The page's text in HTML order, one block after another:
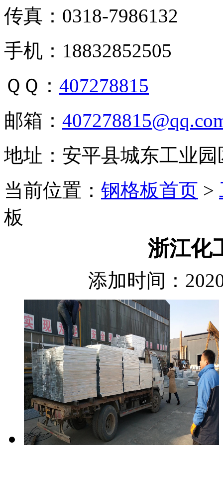
传真：0318-7986132
手机：18832852505
ＱＱ： 407278815
邮箱：
地址：安平县城东工业园
当前位置： 钢格板首页 >
板
浙江化
添加时间：